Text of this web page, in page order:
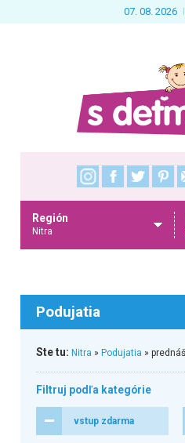
07. 08. 2026
Región
Nitra
Podujatia
Ste tu: Nitra » Podujatia »
Filtruj podľa kategórie
vstup zdarma